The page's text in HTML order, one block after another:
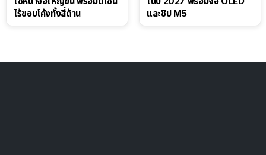
ไร้ขอบโค้งทั้งสี่ด้าน
และชิป M5